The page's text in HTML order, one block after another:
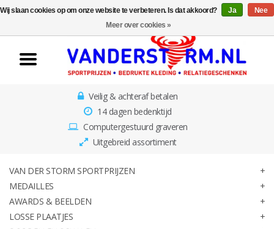
Home
Van der Storm
Sportprijzen
Awards & Beelden
Losse Plaatjes
Borden en schalen
Veilig & achteraf betalen
14 dagen bedenktijd
Computergestuurd graveren
Uitgebreid assortiment
VAN DER STORM SPORTPRIJZEN
MEDAILLES
AWARDS & BEELDEN
LOSSE PLAATJES
Wij slaan cookies op om onze website te verbeteren. Is dat akkoord? Ja
Nee
Meer over cookies »